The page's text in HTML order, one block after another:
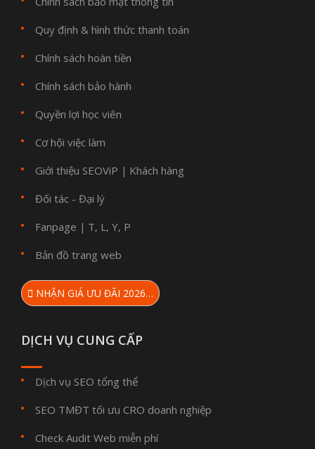
Quy định & hình thức thanh toán
Chính sách hoàn tiền
Chính sách bảo hành
Quyền lợi học viên
Cơ hội việc làm
Giới thiệu SEOViP | Khách hàng
Đối tác - Đại lý
Fanpage | T, L, Y, P
Bản đồ trang web
NHẬN GIÁ ƯU ĐÃI 2026…
DỊCH VỤ CUNG CẤP
Dịch vụ SEO tổng thể
SEO TMĐT tối ưu CRO doanh nghiệp
Check Audit Web miễn phí